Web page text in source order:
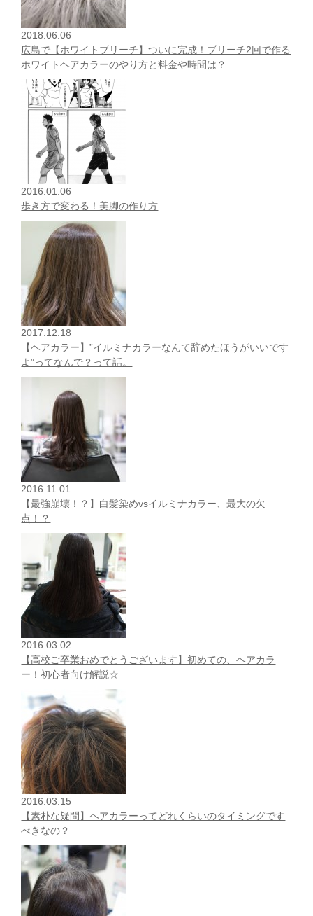
2018.06.06
広島で【ホワイトブリーチ】ついに完成！ブリーチ2回で作る
ホワイトヘアカラーのやり方と料金や時間は？
2016.01.06
歩き方で変わる！美脚の作り方
2017.12.18
【ヘアカラー】”イルミナカラーなんて辞めたほうがいいです
よ”ってなんで？って話。
2016.11.01
【最強崩壊！？】白髪染めvsイルミナカラー、最大の欠
点！？
2016.03.02
【高校ご卒業おめでとうございます】初めての、ヘアカラ
ー！初心者向け解説☆
2016.03.15
【素朴な疑問】ヘアカラーってどれくらいのタイミングです
べきなの？